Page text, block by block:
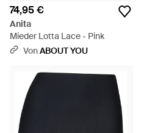
74,95 €
Anita
Mieder Lotta Lace - Pink
VonABOUT YOU